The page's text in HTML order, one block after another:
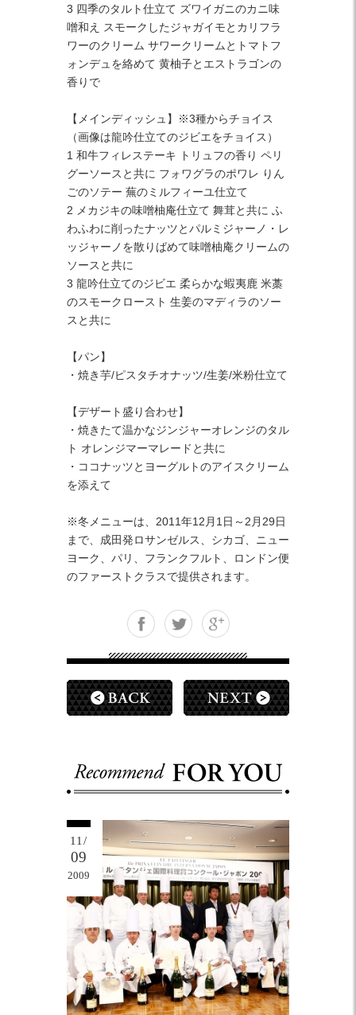
3 四季のタルト仕立て ズワイガニのカニ味
噌和え スモークしたジャガイモとカリフラ
ワーのクリーム サワークリームとトマトフ
ォンデュを絡めて 黄柚子とエストラゴンの
香りで
【メインディッシュ】※3種からチョイス
（画像は龍吟仕立てのジビエをチョイス）
1 和牛フィレステーキ トリュフの香り ペリ
グーソースと共に フォワグラのポワレ りん
ごのソテー 蕪のミルフィーユ仕立て
2 メカジキの味噌柚庵仕立て 舞茸と共に ふ
わふわに削ったナッツとパルミジャーノ・レ
ッジャーノを散りばめて味噌柚庵クリームの
ソースと共に
3 龍吟仕立てのジビエ 柔らかな蝦夷鹿 米藁
のスモークロースト 生姜のマディラのソー
スと共に
【パン】
・焼き芋/ピスタチオナッツ/生姜/米粉仕立て
【デザート盛り合わせ】
・焼きたて温かなジンジャーオレンジのタル
ト オレンジマーマレードと共に
・ココナッツとヨーグルトのアイスクリーム
を添えて
※冬メニューは、2011年12月1日～2月29日
まで、成田発ロサンゼルス、シカゴ、ニュー
ヨーク、パリ、フランクフルト、ロンドン便
のファーストクラスで提供されます。
11/
09
2009